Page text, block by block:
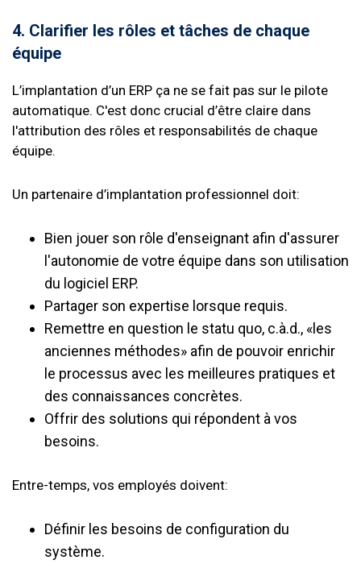
4. Clarifier les rôles et tâches de chaque
équipe
L’implantation d’un ERP ça ne se fait pas sur le pilote
automatique. C'est donc crucial d’être claire dans
l'attribution des rôles et responsabilités de chaque
équipe.
Un partenaire d’implantation professionnel doit:
Bien jouer son rôle d'enseignant afin d'assurer
l'autonomie de votre équipe dans son utilisation
du logiciel ERP.
Partager son expertise lorsque requis.
Remettre en question le statu quo, c.à.d., «les
anciennes méthodes» afin de pouvoir enrichir
le processus avec les meilleures pratiques et
des connaissances concrètes.
Offrir des solutions qui répondent à vos
besoins.
Entre-temps, vos employés doivent:
Définir les besoins de configuration du
système.